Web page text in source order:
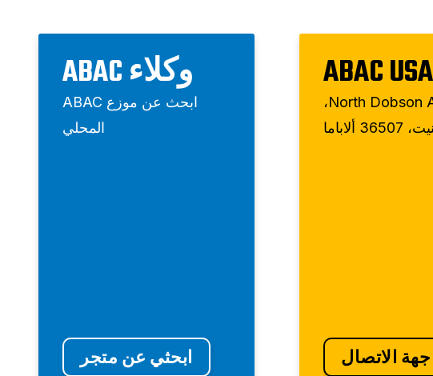
ABAC USA
701 North Dobson Ave،
ألاباما
جهة الاتصال
وكلاء ABAC
ابحث عن موزع ABAC
المحلي
ابحثي عن متجر